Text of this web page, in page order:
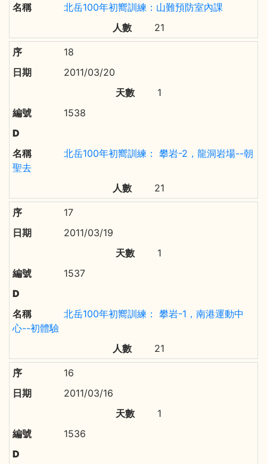
北岳100年初嚮訓練：山難預防室內課
21
18
2011/03/20
1
1538
北岳100年初嚮訓練： 攀岩-2，龍洞岩場--朝
聖去
21
17
2011/03/19
1
1537
北岳100年初嚮訓練： 攀岩-1，南港運動中
心--初體驗
21
16
2011/03/16
1
1536